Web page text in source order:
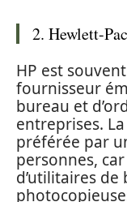
2. Hewlett-
HP est
fournisseur
bureau et
entreprises.
préférée par
personnes,
d’utilitaires